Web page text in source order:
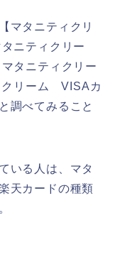
マタニティクリ
ニティクリー
タニティクリー
リーム VISAカ
調べてみること
いる人は、マタ
天カードの種類